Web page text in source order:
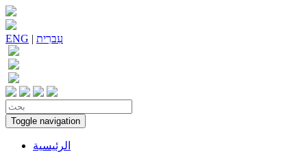
ENG | עִברִית
Toggle navigation
الرئيسية